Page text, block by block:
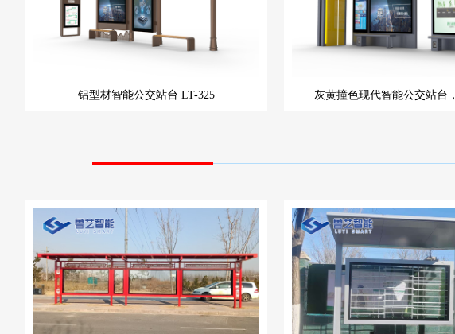
铝型材智能公交站台 LT-325 灰黄撞色现代智能公交站台，